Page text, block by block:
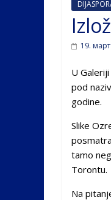
19.
U
pod
godine.
Slike
tamo
Torontu.
Na